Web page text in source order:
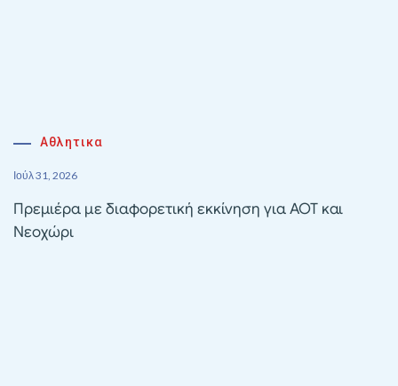
Αθλητικα
Ιούλ 31, 2026
Πρεμιέρα με διαφορετική εκκίνηση για ΑΟΤ και
Νεοχώρι